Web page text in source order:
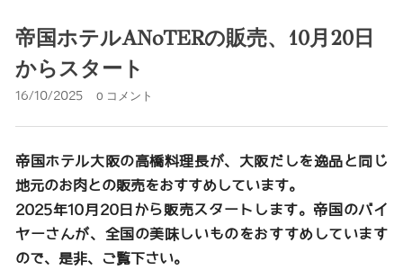
帝国ホテルANoTERの販売、10月20日
からスタート
16/10/2025 0 コメント
帝国ホテル大阪の高橋料理長が、大阪だしを逸品と同じ
地元のお肉との販売をおすすめしています。
2025年10月20日から販売スタートします。帝国のバイ
ヤーさんが、全国の美味しいものをおすすめしています
ので、是非、ご覧下さい。